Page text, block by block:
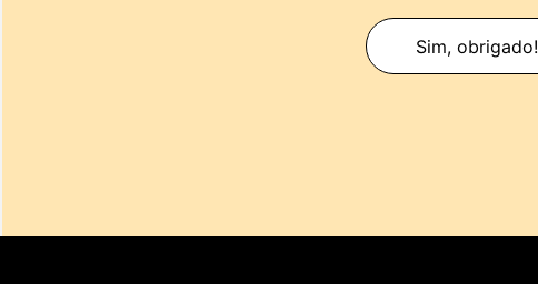
Sim, obrigado!